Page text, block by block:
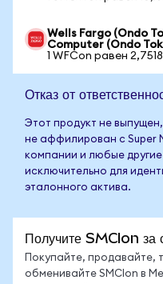
Wells Fargo (Ondo
Computer (Ondo
1 WFCon равен
Отказ от
Этот продукт не
не аффилирован с Super
компании и любые
исключительно для
эталонного актива.
Получите SMCIon за
Покупайте, продавайте,
обменивайте SMCIon в